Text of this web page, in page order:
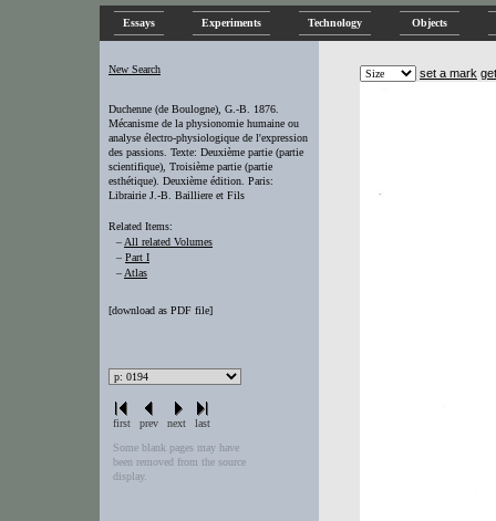
Essays Experiments Technology Objects
New Search
Duchenne (de Boulogne), G.-B. 1876.
Mécanisme de la physionomie humaine ou
analyse électro-physiologique de l'expression
des passions. Texte: Deuxième partie (partie
scientifique), Troisième partie (partie
esthétique). Deuxième édition. Paris:
Librairie J.-B. Bailliere et Fils
Related Items:
– All related Volumes
– Part I
– Atlas
[download as PDF file]
first prev next
last
Some blank pages may have
been removed from the source
display.
set a mark